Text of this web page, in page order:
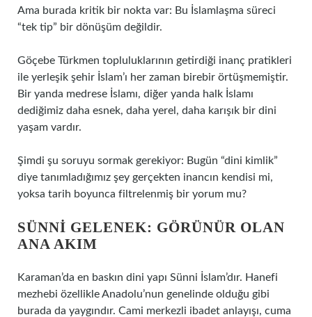
Ama burada kritik bir nokta var: Bu İslamlaşma süreci
“tek tip” bir dönüşüm değildir.
Göçebe Türkmen topluluklarının getirdiği inanç pratikleri
ile yerleşik şehir İslam’ı her zaman birebir örtüşmemiştir.
Bir yanda medrese İslamı, diğer yanda halk İslamı
dediğimiz daha esnek, daha yerel, daha karışık bir dini
yaşam vardır.
Şimdi şu soruyu sormak gerekiyor: Bugün “dini kimlik”
diye tanımladığımız şey gerçekten inancın kendisi mi,
yoksa tarih boyunca filtrelenmiş bir yorum mu?
SÜNNI GELENEK: GÖRÜNÜR OLAN
ANA AKIM
Karaman’da en baskın dini yapı Sünni İslam’dır. Hanefi
mezhebi özellikle Anadolu’nun genelinde olduğu gibi
burada da yaygındır. Cami merkezli ibadet anlayışı, cuma